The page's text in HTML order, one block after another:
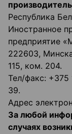
производитель
Республика
Иностранное
предприятие
222603,
115, ком. 204.
Тел/факс: +375
39.
Адрес
За любой
случаях